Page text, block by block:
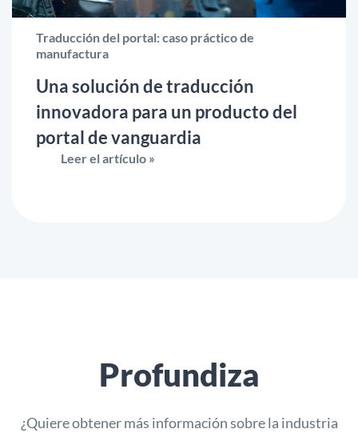
Traducción del portal: caso práctico de
manufactura
Una solución de traducción
innovadora para un producto del
portal de vanguardia
Leer el artículo »
Profundiza
¿Quiere obtener más información sobre la industria